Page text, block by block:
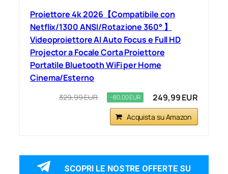
Proiettore 4k 2026【Compatibile con
Netflix/1300 ANSI/Rotazione 360° 】
Videoproiettore AI Auto Focus e Full HD
Projector a Focale Corta Proiettore
Portatile Bluetooth WiFi per Home
Cinema/Esterno
329,99 EUR −80,00 EUR 249,99 EUR
Acquista su Amazon
SCOPRI LE NOSTRE OFFERTE SU